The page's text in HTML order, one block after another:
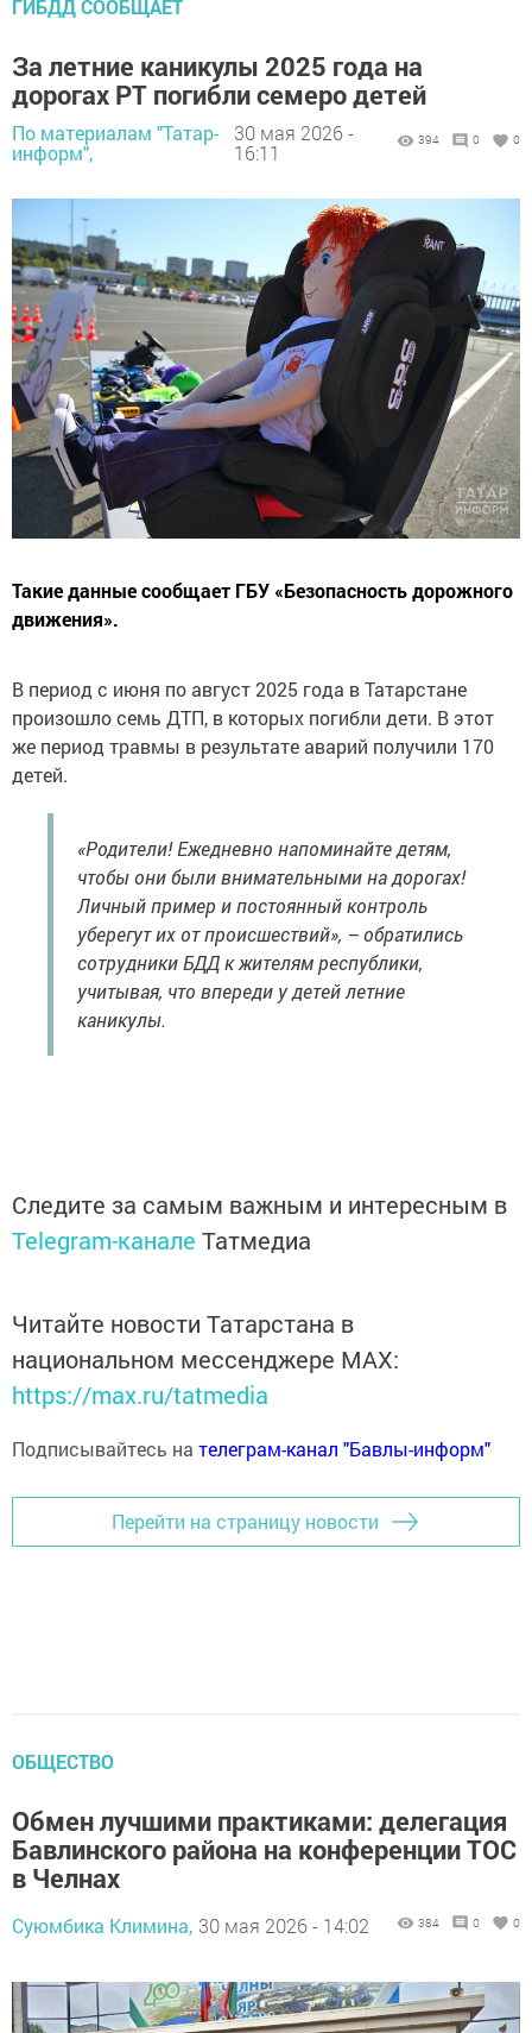
ГИБДД СООБЩАЕТ
За летние каникулы 2025 года на
дорогах РТ погибли семеро детей
По материалам "Татар-
информ",
30 мая 2026 -
16:11
394 0 0
Такие данные сообщает ГБУ «Безопасность дорожного
движения».
В период с июня по август 2025 года в Татарстане
произошло семь ДТП, в которых погибли дети. В этот
же период травмы в результате аварий получили 170
детей.
«Родители! Ежедневно напоминайте детям,
чтобы они были внимательными на дорогах!
Личный пример и постоянный контроль
уберегут их от происшествий», – обратились
сотрудники БДД к жителям республики,
учитывая, что впереди у детей летние
каникулы.
Следите за самым важным и интересным в
Telegram-канале Татмедиа
Читайте новости Татарстана в
национальном мессенджере MАХ:
https://max.ru/tatmedia
Подписывайтесь на телеграм-канал "Бавлы-информ"
Перейти на страницу новости
ОБЩЕСТВО
Обмен лучшими практиками: делегация
Бавлинского района на конференции ТОС
в Челнах
Суюмбика Климина, 30 мая 2026 - 14:02 384 0 0